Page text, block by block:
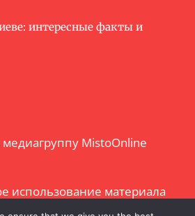
интересные факты и
MistoOnline
использование материала
разрешено с